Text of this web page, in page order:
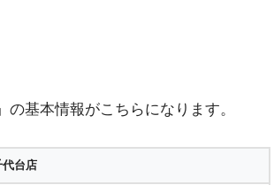
基本情報がこちらになります。
台店